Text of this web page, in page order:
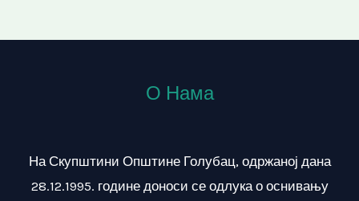
О Нама
На Скупштини Општине Голубац, одржаној дана
28.12.1995. године доноси се одлука о оснивању